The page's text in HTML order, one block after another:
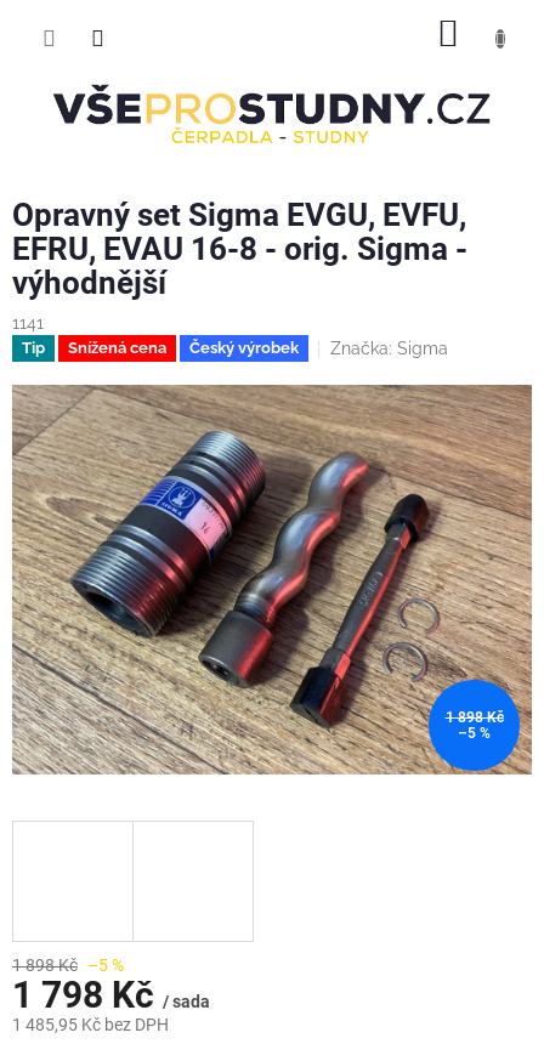
Opravný set Sigma EVGU, EVFU,
EFRU, EVAU 16-8 - orig. Sigma -
výhodnější
1141
Tip Snížená cena Český výrobek Značka: Sigma
1 898 Kč
–5 %
1 898 Kč –5 %
1 798 Kč / sada
1 485,95 Kč bez DPH